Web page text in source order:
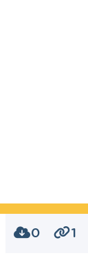
0 1